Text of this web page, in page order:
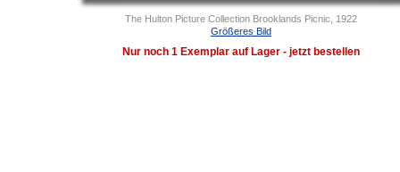
The Hulton Picture Collection Brooklands Picnic, 1922
Größeres Bild
Nur noch 1 Exemplar auf Lager - jetzt bestellen